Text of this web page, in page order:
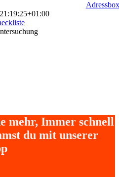
Adressbox
mehr, Immer schnell
du mit unserer